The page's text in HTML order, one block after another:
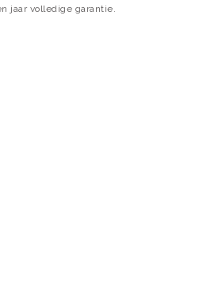
jaar volledige garantie.